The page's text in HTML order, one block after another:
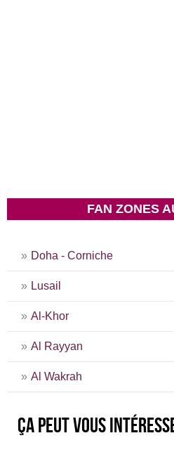
FAN ZONES
Doha - Corniche
Lusail
Al-Khor
Al Rayyan
Al Wakrah
Ça peut vous